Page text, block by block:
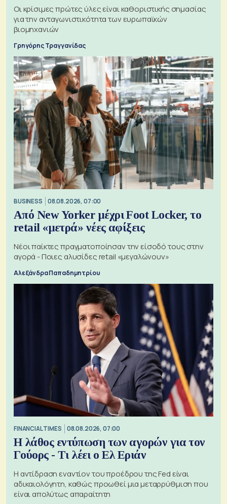
Οι κρίσιμες πρώτες ύλες είναι καθοριστικής σημασίας
για την ανταγωνιστικότητα των ευρωπαϊκών
βιομηχανιών
Γρηγόρης Τραγγανίδας
BUSINESS 08.08.2026, 07:00
Από New Yorker μέχρι Foot Locker, το
retail «μετρά» νέες αφίξεις
Νέοι παίκτες πραγματοποίησαν την είσοδό τους στην
αγορά - Ποιες αλυσίδες retail «μεγαλώνουν»
Αλεξάνδρα Παπαδημητρίου
FINANCIAL TIMES 08.08.2026, 07:00
Η λάθος εντύπωση των αγορών για τον
Γούορς - Τι λέει ο Ελ Εριάν
Η αντίδραση εναντίον του προέδρου της Fed είναι
αδικαιολόγητη, καθώς προωθεί μια μεταρρύθμιση που
είναι απολύτως απαραίτητη